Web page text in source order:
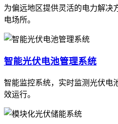
为偏远地区提供灵活的电力解决
电场所。
智能光伏电池管理系统
智能监控系统，实时监测光伏电
效运行。